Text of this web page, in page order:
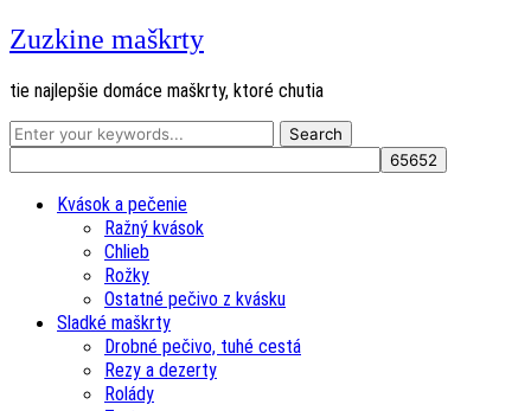
Zuzkine maškrty
tie najlepšie domáce maškrty, ktoré chutia
Kvások a pečenie
Ražný kvások
Chlieb
Rožky
Ostatné pečivo z kvásku
Sladké maškrty
Drobné pečivo, tuhé cestá
Rezy a dezerty
Rolády